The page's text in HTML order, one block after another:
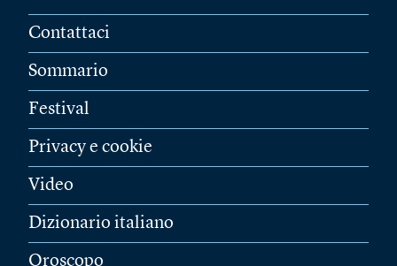
Contattaci
Sommario
Festival
Privacy e cookie
Video
Dizionario italiano
Oroscopo